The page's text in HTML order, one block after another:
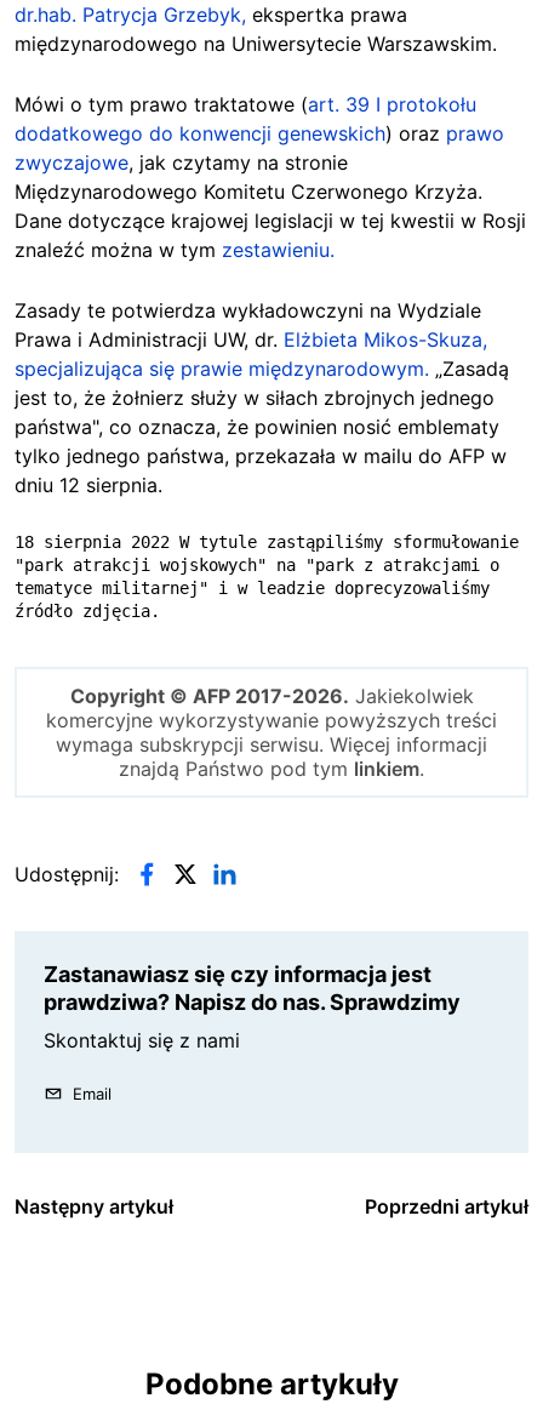
dr.hab. Patrycja Grzebyk, ekspertka prawa
międzynarodowego na Uniwersytecie Warszawskim.
Mówi o tym prawo traktatowe (art. 39 I protokołu
dodatkowego do konwencji genewskich) oraz prawo
zwyczajowe, jak czytamy na stronie
Międzynarodowego Komitetu Czerwonego Krzyża.
Dane dotyczące krajowej legislacji w tej kwestii w Rosji
znaleźć można w tym zestawieniu.
Zasady te potwierdza wykładowczyni na Wydziale
Prawa i Administracji UW, dr. Elżbieta Mikos-Skuza,
specjalizująca się prawie międzynarodowym. „Zasadą
jest to, że żołnierz służy w siłach zbrojnych jednego
państwa", co oznacza, że powinien nosić emblematy
tylko jednego państwa, przekazała w mailu do AFP w
dniu 12 sierpnia.
18 sierpnia 2022 W tytule zastąpiliśmy sformułowanie
"park atrakcji wojskowych" na "park z atrakcjami o
tematyce militarnej" i w leadzie doprecyzowaliśmy
źródło zdjęcia.
Copyright © AFP 2017-2026. Jakiekolwiek
komercyjne wykorzystywanie powyższych treści
wymaga subskrypcji serwisu. Więcej informacji
znajdą Państwo pod tym linkiem.
Udostępnij:
Zastanawiasz się czy informacja jest
prawdziwa? Napisz do nas. Sprawdzimy
Skontaktuj się z nami
Email
Następny artykuł Poprzedni artykuł
Podobne artykuły